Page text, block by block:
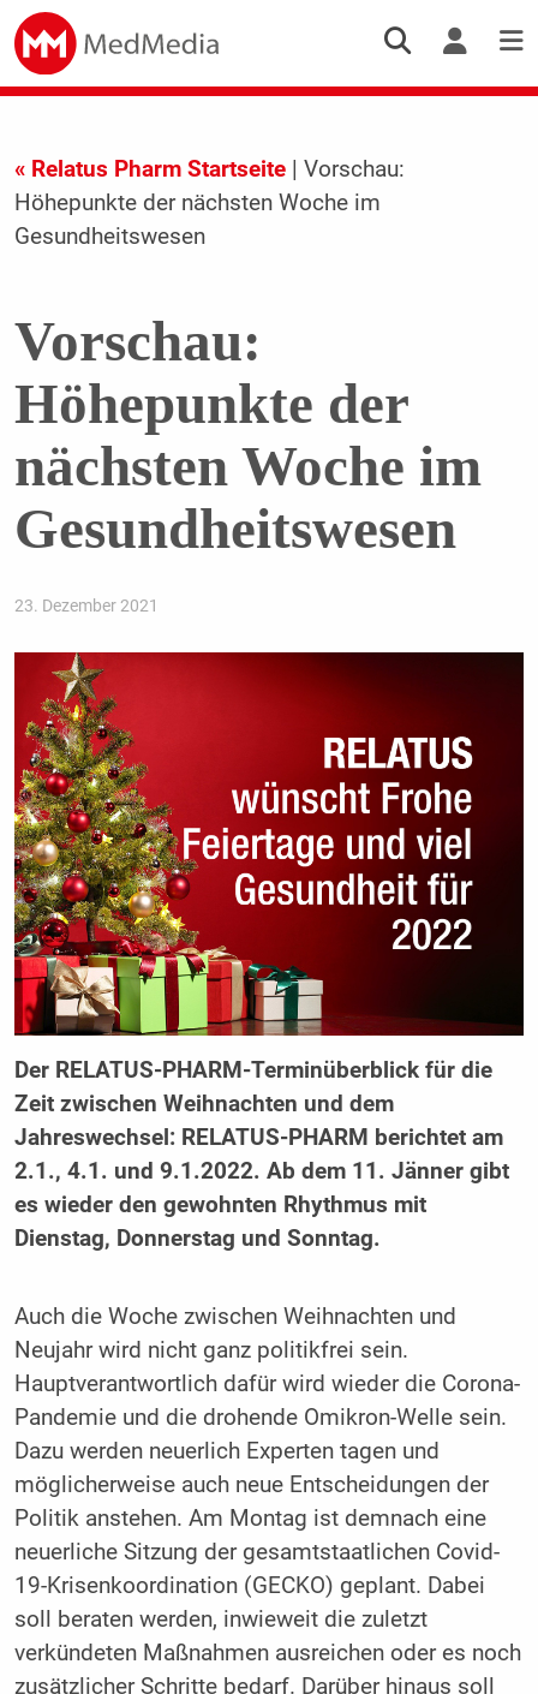
« Relatus Pharm Startseite| Vorschau:
Höhepunkte der nächsten Woche im
Gesundheitswesen
Vorschau:
Höhepunkte der
nächsten Woche im
Gesundheitswesen
23. Dezember 2021
Der RELATUS-PHARM-Terminüberblick für die
Zeit zwischen Weihnachten und dem
Jahreswechsel: RELATUS-PHARM berichtet am
2.1., 4.1. und 9.1.2022. Ab dem 11. Jänner gibt
es wieder den gewohnten Rhythmus mit
Dienstag, Donnerstag und Sonntag.
Auch die Woche zwischen Weihnachten und
Neujahr wird nicht ganz politikfrei sein.
Hauptverantwortlich dafür wird wieder die Corona-
Pandemie und die drohende Omikron-Welle sein.
Dazu werden neuerlich Experten tagen und
möglicherweise auch neue Entscheidungen der
Politik anstehen. Am Montag ist demnach eine
neuerliche Sitzung der gesamtstaatlichen Covid-
19-Krisenkoordination (GECKO) geplant. Dabei
soll beraten werden, inwieweit die zuletzt
verkündeten Maßnahmen ausreichen oder es noch
zusätzlicher Schritte bedarf. Darüber hinaus soll